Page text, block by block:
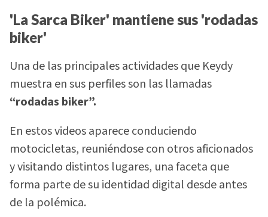
'La Sarca Biker' mantiene sus 'rodadas
biker'
Una de las principales actividades que Keydy
muestra en sus perfiles son las llamadas
“rodadas biker”.
En estos videos aparece conduciendo
motocicletas, reuniéndose con otros aficionados
y visitando distintos lugares, una faceta que
forma parte de su identidad digital desde antes
de la polémica.